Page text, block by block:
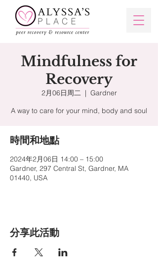
Mindfulness for
Recovery
2月06日周二
  |
Gardner
A way to care for your mind, body and soul
時間和地點
2024年2月06日 14:00 – 15:00
Gardner, 297 Central St, Gardner, MA
01440, USA
分享此活動